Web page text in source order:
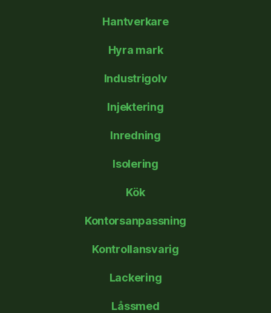
Hantverkare
Hyra mark
Industrigolv
Injektering
Inredning
Isolering
Kök
Kontorsanpassning
Kontrollansvarig
Lackering
Låssmed